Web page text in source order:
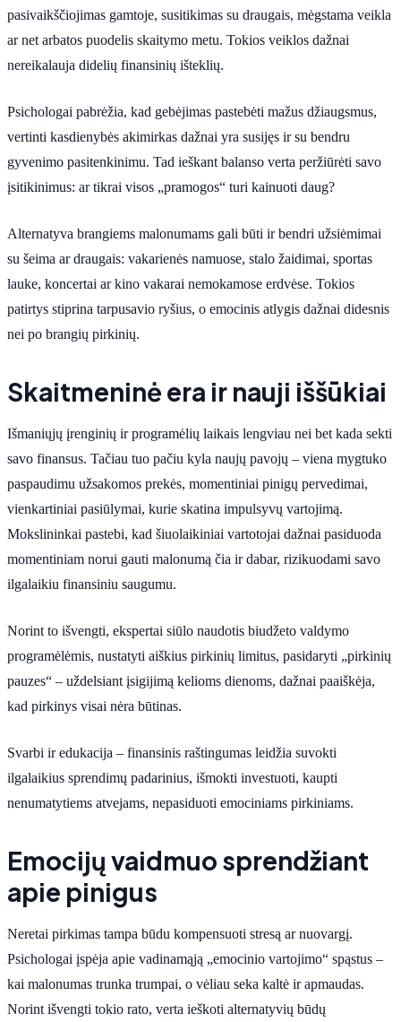
pasivaikščiojimas gamtoje, susitikimas su draugais, mėgstama veikla
ar net arbatos puodelis skaitymo metu. Tokios veiklos dažnai
nereikalauja didelių finansinių išteklių.
Psichologai pabrėžia, kad gebėjimas pastebėti mažus džiaugsmus,
vertinti kasdienybės akimirkas dažnai yra susijęs ir su bendru
gyvenimo pasitenkinimu. Tad ieškant balanso verta peržiūrėti savo
įsitikinimus: ar tikrai visos „pramogos“ turi kainuoti daug?
Alternatyva brangiems malonumams gali būti ir bendri užsiėmimai
su šeima ar draugais: vakarienės namuose, stalo žaidimai, sportas
lauke, koncertai ar kino vakarai nemokamose erdvėse. Tokios
patirtys stiprina tarpusavio ryšius, o emocinis atlygis dažnai didesnis
nei po brangių pirkinių.
Skaitmeninė era ir nauji iššūkiai
Išmaniųjų įrenginių ir programėlių laikais lengviau nei bet kada sekti
savo finansus. Tačiau tuo pačiu kyla naujų pavojų – viena mygtuko
paspaudimu užsakomos prekės, momentiniai pinigų pervedimai,
vienkartiniai pasiūlymai, kurie skatina impulsyvų vartojimą.
Mokslininkai pastebi, kad šiuolaikiniai vartotojai dažnai pasiduoda
momentiniam norui gauti malonumą čia ir dabar, rizikuodami savo
ilgalaikiu finansiniu saugumu.
Norint to išvengti, ekspertai siūlo naudotis biudžeto valdymo
programėlėmis, nustatyti aiškius pirkinių limitus, pasidaryti „pirkinių
pauzes“ – uždelsiant įsigijimą kelioms dienoms, dažnai paaiškėja,
kad pirkinys visai nėra būtinas.
Svarbi ir edukacija – finansinis raštingumas leidžia suvokti
ilgalaikius sprendimų padarinius, išmokti investuoti, kaupti
nenumatytiems atvejams, nepasiduoti emociniams pirkiniams.
Emocijų vaidmuo sprendžiant
apie pinigus
Neretai pirkimas tampa būdu kompensuoti stresą ar nuovargį.
Psichologai įspėja apie vadinamąją „emocinio vartojimo“ spąstus –
kai malonumas trunka trumpai, o vėliau seka kaltė ir apmaudas.
Norint išvengti tokio rato, verta ieškoti alternatyvių būdų